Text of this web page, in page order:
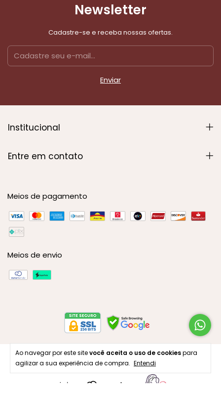
Ao navegar por este sitevocê aceita o uso de cookiespara
agilizar a sua experiência de compra. Entendi
Newsletter
Cadastre-se e receba nossas ofertas.
Institucional
Entre em contato
Meios de pagamento
Meios de envio
Copyright Amore Calçados - 53599173000134 - 2026. Todos os
direitos reservados.